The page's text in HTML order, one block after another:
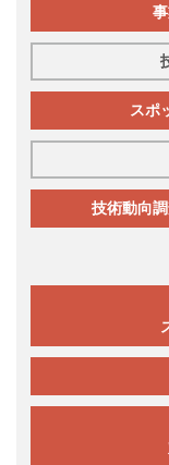
スポ
技術動向